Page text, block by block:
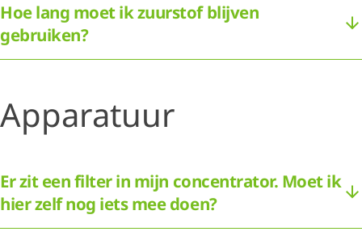
Hoe lang moet ik zuurstof blijven
gebruiken?
Apparatuur
Er zit een filter in mijn concentrator. Moet ik
hier zelf nog iets mee doen?